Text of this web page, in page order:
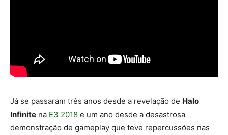
Já se passaram três anos desde a revelação de Halo
Infinite na E3 2018 e um ano desde a desastrosa
demonstração de gameplay que teve repercussões nas